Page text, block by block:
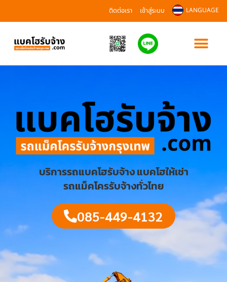
ติดต่อเรา เข้าสู่ระบบ LANGUAGE
บริการรถแบคโฮรับจ้าง แบคโฮให้เช่า
รถแม็คโครรับจ้างทั่วไทย
085-449-4132